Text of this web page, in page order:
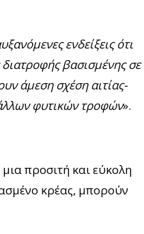
ενδείξεις ότι
βασισμένης σε
άμεση σχέση αιτίας-
φυτικών τροφών».
προσιτή και εύκολη
κρέας, μπορούν